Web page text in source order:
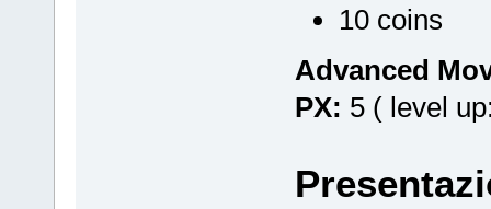
10 coins
Advanced
PX: 5 ( level